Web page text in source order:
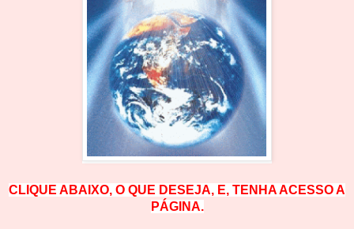
CLIQUE ABAIXO, O QUE DESEJA, E, TENHA ACESSO A
PÁGINA.